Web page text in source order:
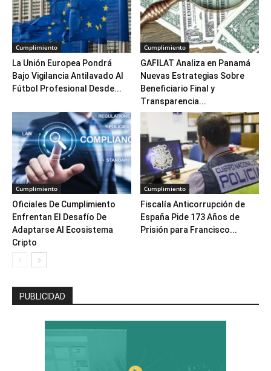
Cumplimiento
La Unión Europea Pondrá
Bajo Vigilancia Antilavado Al
Fútbol Profesional Desde...
Cumplimiento
GAFILAT Analiza en Panamá
Nuevas Estrategias Sobre
Beneficiario Final y
Transparencia...
Cumplimiento
Oficiales De Cumplimiento
Enfrentan El Desafío De
Adaptarse Al Ecosistema
Cripto
Cumplimiento
Fiscalía Anticorrupción de
España Pide 173 Años de
Prisión para Francisco...
PUBLICIDAD